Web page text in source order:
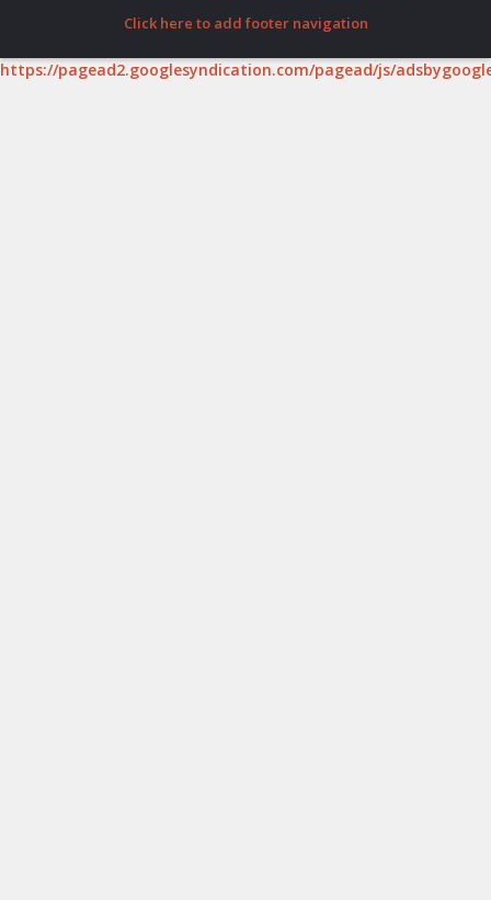
Click here to add footer navigation
https://pagead2.googlesyndication.com/pagead/js/